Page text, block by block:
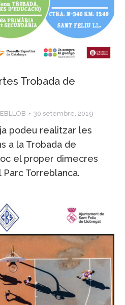
Trobada de
30 setembre, 2019
podeu realitzar les
a la Trobada de
el proper dimecres
Torreblanca.